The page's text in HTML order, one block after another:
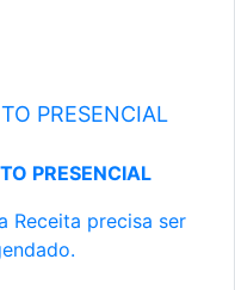
PRESENCIAL
PRESENCIAL
Receita precisa ser